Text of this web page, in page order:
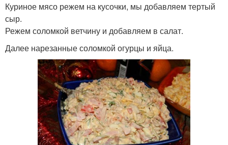
Куриное мясо режем на кусочки, мы добавляем тертый
сыр.
Режем соломкой ветчину и добавляем в салат.
Далее нарезанные соломкой огурцы и яйца.